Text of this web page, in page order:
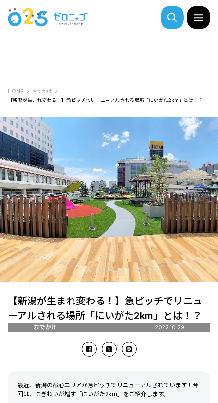
HOME
おでかけ
【新潟が生まれ変わる！】急ピッチでリニューアルされる場所「にいがた2km」とは！？
【新潟が生まれ変わる！】急ピッチでリニュ
ーアルされる場所「にいがた2km」とは！？
おでかけ 2022.10.29
最近、新潟の都心エリアが急ピッチでリニューアルされています！今
回は、にぎわいが増す「にいがた2km」をご紹介します。